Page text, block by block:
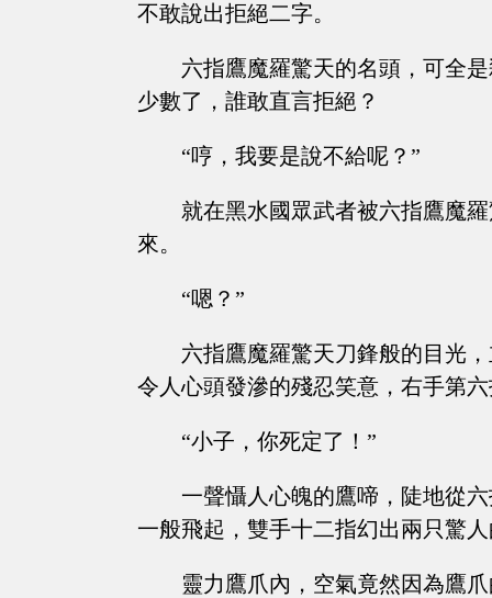
不敢說出拒絕二字。
六指鷹魔羅驚天的名頭，可全
少數了，誰敢直言拒絕？
“哼，我要是說不給呢？”
就在黑水國眾武者被六指鷹魔
來。
“嗯？”
六指鷹魔羅驚天刀鋒般的目光
令人心頭發滲的殘忍笑意，右手第
“小子，你死定了！”
一聲懾人心魄的鷹啼，陡地從
一般飛起，雙手十二指幻出兩只驚
靈力鷹爪內，空氣竟然因為鷹